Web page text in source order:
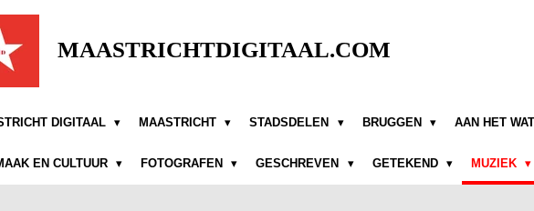
MAASTRICHTDIGITAAL.COM
DIGITAAL MAASTRICHT STADSDELEN BRUGGEN AAN HET
EN CULTUUR FOTOGRAFEN GESCHREVEN GETEKEND MUZIEK